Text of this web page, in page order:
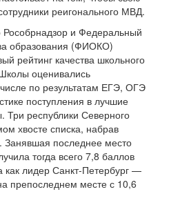
реигонального МВД.
Рособрнадзор и Федеральный
образования (ФИОКО)
рейтинг качества школьного
оценивались
по результатам ЕГЭ, ОГЭ
поступления в лучшие
Три республики Северного
хвосте списка, набрав
Занявшая последнее место
тогда всего 7,8 баллов
как лидер Санкт-Петербург —
препоследнем месте с 10,6